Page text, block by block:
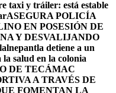
taxi y tráiler: está estable
ASEGURA POLICÍA
EN POSESIÓN DE
Y DESVALIJANDO
detiene a un
salud en la colonia
DE TECÁMAC
A TRAVÉS DE
FOMENTAN LA